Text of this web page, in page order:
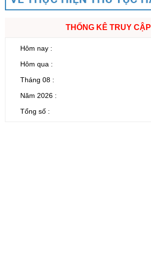
THỐNG KÊ TRUY CẬP
Hôm nay :
Hôm qua :
Tháng 08 :
Năm 2026 :
Tổng số :